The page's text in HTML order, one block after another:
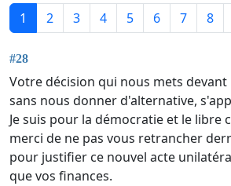
1 2 3 4 5 6 7 8
#28
Votre décision qui nous mets devant
sans nous donner d'alternative,
Je suis pour la démocratie et le libre
merci de ne pas vous retrancher
pour justifier ce nouvel acte
que vos finances.